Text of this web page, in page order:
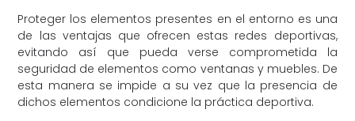
Proteger los elementos presentes en el entorno es una
de las ventajas que ofrecen estas redes deportivas,
evitando así que pueda verse comprometida la
seguridad de elementos como ventanas y muebles. De
esta manera se impide a su vez que la presencia de
dichos elementos condicione la práctica deportiva.